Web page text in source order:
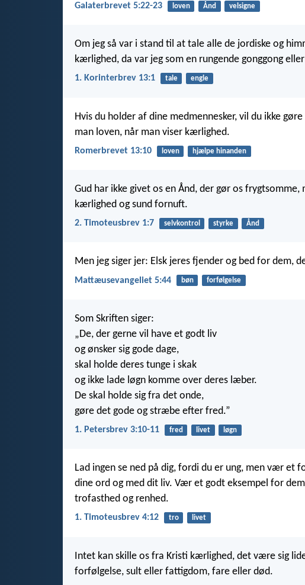
Galaterbrevet 5:22-23 loven Ånd velsigne
Om jeg så var i stand til at tale alle de jordiske og
kærlighed, da var jeg som en rungende gonggong
1. Korinterbrev 13:1 tale engle
Hvis du holder af dine medmennesker, vil du ikke
man loven, når man viser kærlighed.
Romerbrevet 13:10 loven hjælpe hinanden
Gud har ikke givet os en Ånd, der gør os frygtsomme,
kærlighed og sund fornuft.
2. Timoteusbrev 1:7 selvkontrol styrke Ånd
Men jeg siger jer: Elsk jeres fjender og bed for dem,
Mattæusevangeliet 5:44 bøn forfølgelse
Som Skriften siger:
„De, der gerne vil have et godt liv
og ønsker sig gode dage,
skal holde deres tunge i skak
og ikke lade løgn komme over deres læber.
De skal holde sig fra det onde,
gøre det gode og stræbe efter fred.”
1. Petersbrev 3:10-11 fred livet løgn
Lad ingen se ned på dig, fordi du er ung, men vær et
dine ord og med dit liv. Vær et godt eksempel for
trofasthed og renhed.
1. Timoteusbrev 4:12 tro livet
Intet kan skille os fra Kristi kærlighed, det være sig
forfølgelse, sult eller fattigdom, fare eller død.